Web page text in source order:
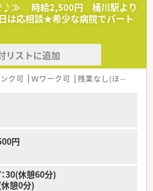
で♪≫ 時給2,500円 桶川駅より
応相談★希少な病院でパート
リストに追加
ク可 Ｗワーク可 残業なし(ほぼなし含む)
円
30(休憩60分)
憩0分)